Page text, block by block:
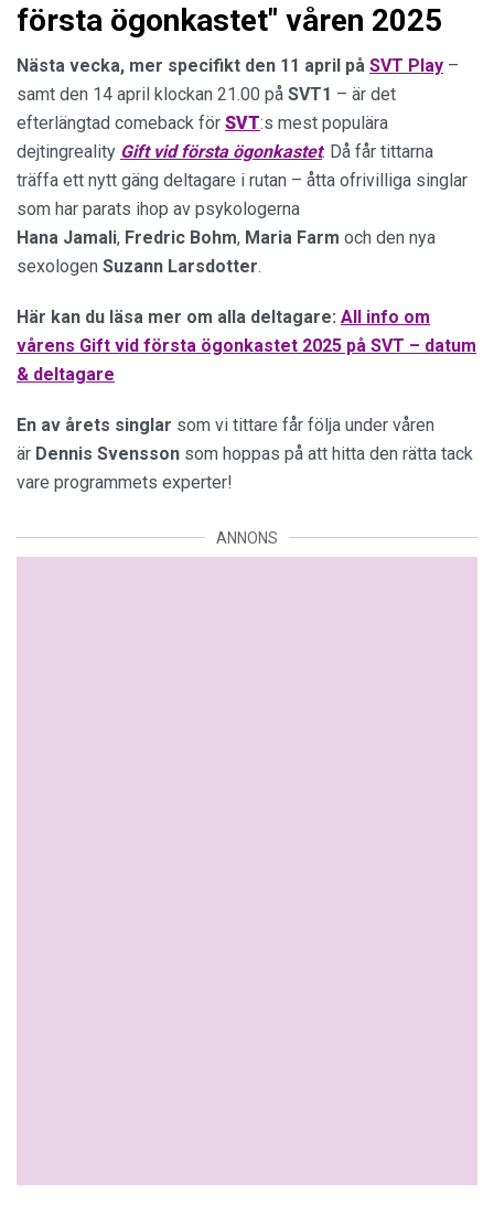
första ögonkastet" våren 2025
Nästa vecka, mer specifikt den 11 april på SVT Play –
samt den 14 april klockan 21.00 på SVT1 – är det
efterlängtad comeback för SVT:s mest populära
dejtingreality Gift vid första ögonkastet. Då får tittarna
träffa ett nytt gäng deltagare i rutan – åtta ofrivilliga singlar
som har parats ihop av psykologerna
Hana Jamali, Fredric Bohm, Maria Farm och den nya
sexologen Suzann Larsdotter.
Här kan du läsa mer om alla deltagare: All info om
vårens Gift vid första ögonkastet 2025 på SVT – datum
& deltagare
En av årets singlar som vi tittare får följa under våren
är Dennis Svensson som hoppas på att hitta den rätta tack
vare programmets experter!
ANNONS